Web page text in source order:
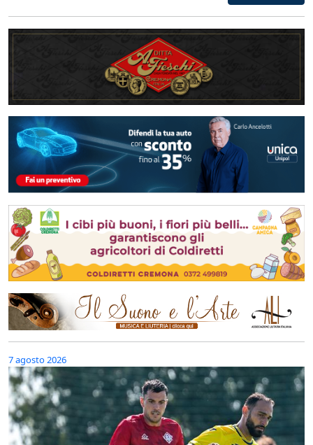
7 agosto 2026